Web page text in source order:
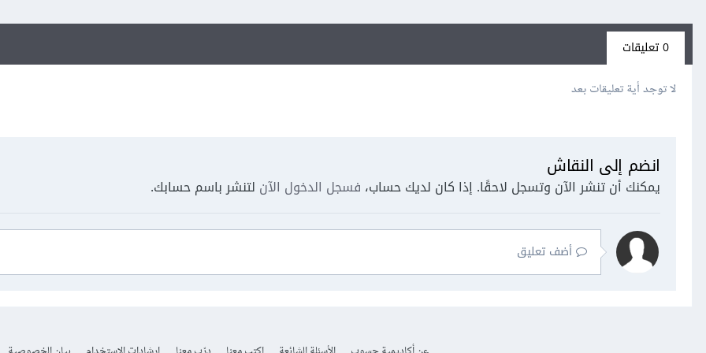
0 تعليقات
لا توجد أية تعليقات بعد
انضم إلى النقاش
يمكنك أن تنشر الآن وتسجل لاحقًا. إذا كان لديك حساب، فسجل الدخول الآن لتنشر باسم حسابك.
أضف تعليق